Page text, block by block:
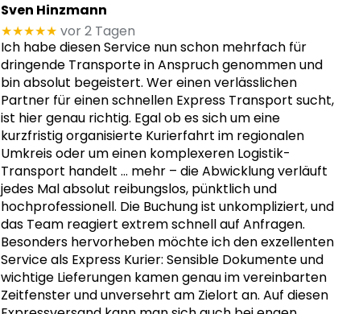
Sven Hinzmann
★★★★★ vor 2 Tagen
Ich habe diesen Service nun schon mehrfach für
dringende Transporte in Anspruch genommen und
bin absolut begeistert. Wer einen verlässlichen
Partner für einen schnellen Express Transport sucht,
ist hier genau richtig. Egal ob es sich um eine
kurzfristig organisierte Kurierfahrt im regionalen
Umkreis oder um einen komplexeren Logistik-
Transport handelt … mehr– die Abwicklung verläuft
jedes Mal absolut reibungslos, pünktlich und
hochprofessionell. Die Buchung ist unkompliziert, und
das Team reagiert extrem schnell auf Anfragen.
Besonders hervorheben möchte ich den exzellenten
Service als Express Kurier: Sensible Dokumente und
wichtige Lieferungen kamen genau im vereinbarten
Zeitfenster und unversehrt am Zielort an. Auf diesen